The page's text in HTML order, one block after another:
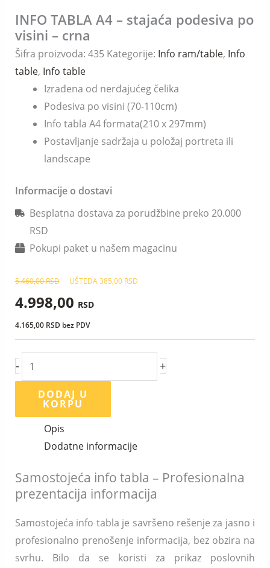
INFO TABLA A4 – stajaća podesiva po
visini – crna
Šifra proizvoda: 435 Kategorije: Info ram/table, Info
table, Info table
Izrađena od nerđajućeg čelika
Podesiva po visini (70-110cm)
Info tabla A4 formata(210 x 297mm)
Postavljanje sadržaja u položaj portreta ili
landscape
Informacije o dostavi
Besplatna dostava za porudžbine preko 20.000
RSD
Pokupi paket u našem magacinu
5.460,00RSD UŠTEDA385,00 RSD
4.998,00 RSD
4.165,00 RSD bez PDV
-
INFO
TABLA
A4
-
stajaća
podesiva
visini
količina
+
DODAJ U
KORPU
Opis
Dodatne informacije
Samostojeća info tabla – Profesionalna
prezentacija informacija
Samostojeća info tabla je savršeno rešenje za jasno i
profesionalno prenošenje informacija, bez obzira na
svrhu. Bilo da se koristi za prikaz poslovnih